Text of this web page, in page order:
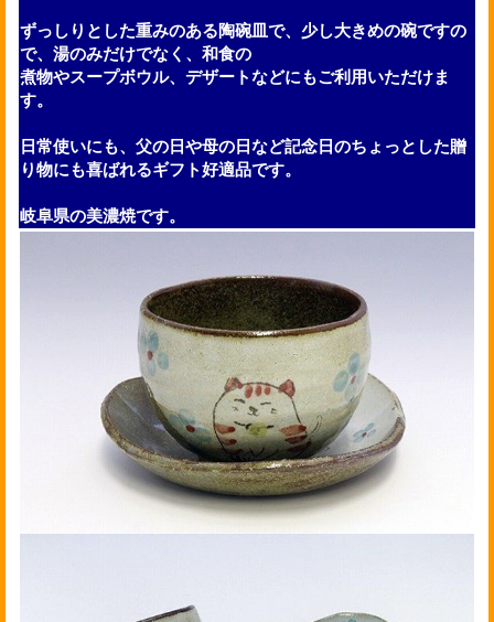
ずっしりとした重みのある陶碗皿で、少し大きめの碗ですの
で、湯のみだけでなく、和食の
煮物やスープボウル、デザートなどにもご利用いただけま
す。
日常使いにも、父の日や母の日など記念日のちょっとした贈
り物にも喜ばれるギフト好適品です。
岐阜県の美濃焼です。